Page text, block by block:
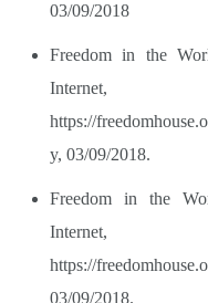
03/09/2018
Freedom in the
Internet,
https://
y, 03/09/2018.
Freedom in the
Internet,
https://
03/09/2018.